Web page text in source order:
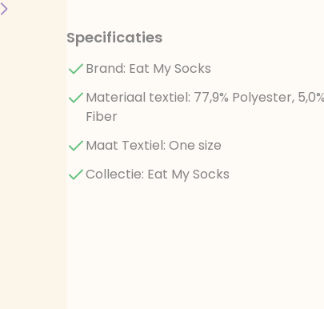
Specificaties
Brand: Eat My Socks
Materiaal textiel: 77,9% Polyester,
Fiber
Maat Textiel: One size
Collectie: Eat My Socks